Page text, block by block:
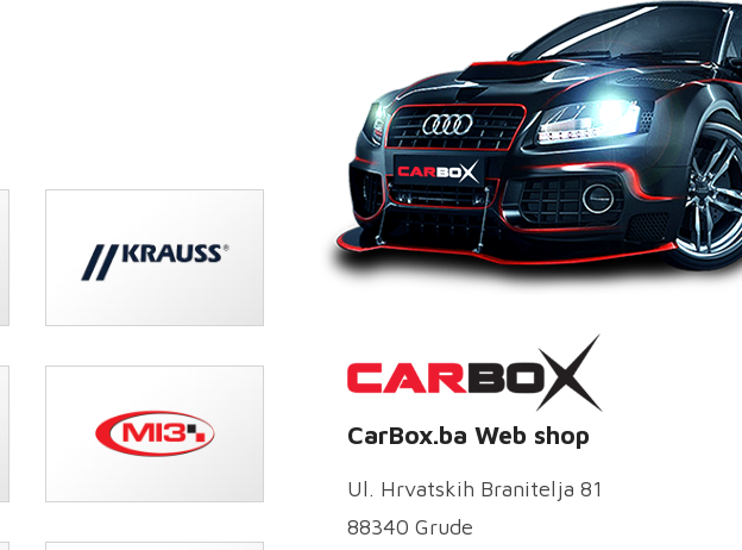
CarBox.ba Web shop
Ul. Hrvatskih Branitelja 81
88340 Grude